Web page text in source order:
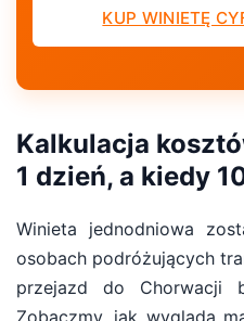
KUP WINIETĘ
Kalkulacja
1 dzień, a kiedy
Winieta jednodniowa
osobach podróżujących
przejazd do Chorwacji